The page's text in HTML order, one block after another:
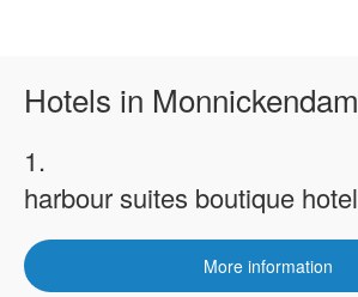
Hotels in Monnickendam
1.
harbour suites boutique hotel
More information